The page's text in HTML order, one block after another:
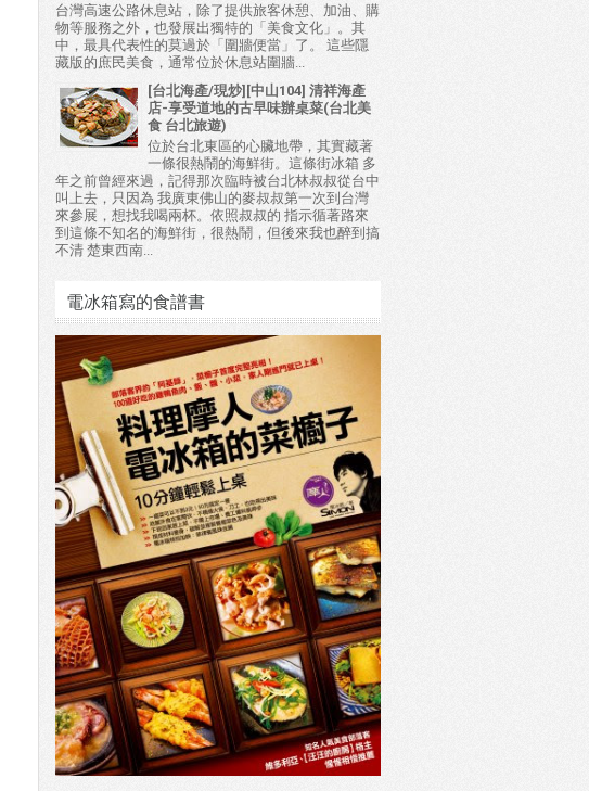
台灣高速公路休息站，除了提供旅客休憩、加油、購
物等服務之外，也發展出獨特的「美食文化」。其
中，最具代表性的莫過於「圍牆便當」了。 這些隱
藏版的庶民美食，通常位於休息站圍牆...
[台北海產/現炒][中山104] 清祥海產
店-享受道地的古早味辦桌菜(台北美
食 台北旅遊)
位於台北東區的心臟地帶，其實藏著
一條很熱鬧的海鮮街。這條街冰箱 多
年之前曾經來過，記得那次臨時被台北林叔叔從台中
叫上去，只因為 我廣東佛山的麥叔叔第一次到台灣
來參展，想找我喝兩杯。依照叔叔的 指示循著路來
到這條不知名的海鮮街，很熱鬧，但後來我也醉到搞
不清 楚東西南...
電冰箱寫的食譜書